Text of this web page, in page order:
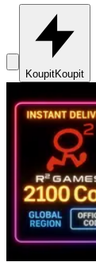
KoupitKoupit